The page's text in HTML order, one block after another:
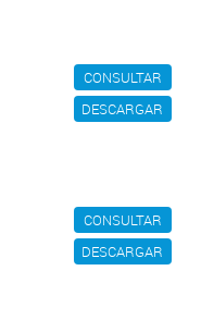
CONSULTAR
DESCARGAR
CONSULTAR
DESCARGAR